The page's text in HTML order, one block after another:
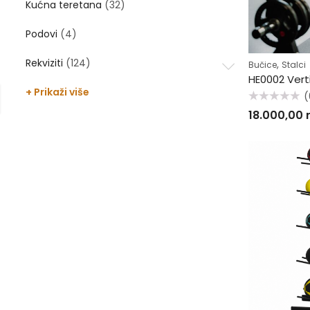
Bučice, Stalci
sa
18.000,00
Kućna teretana (32)
Podovi (4)
Rekviziti (124)
+ Prikaži više